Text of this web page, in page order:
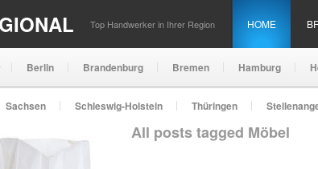
Top Handwerker in Ihrer Region HOME
Berlin Brandenburg Bremen Hamburg
Sachsen Schleswig-Holstein Thüringen
All posts tagged Möbel